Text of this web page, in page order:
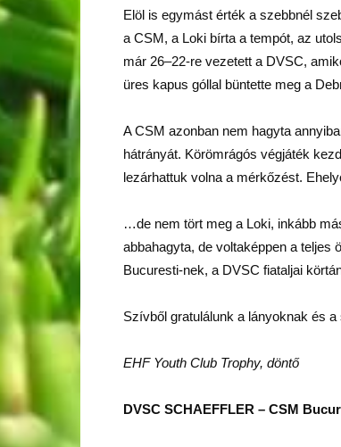
Elöl is egymást érték a szebbnél
a CSM, a Loki bírta a tempót, az
már 26–22-re vezetett a DVSC,
üres kapus góllal büntette meg a
A CSM azonban nem hagyta
hátrányát. Körömrágós végjáték
lezárhattuk volna a mérkőzést.
…de nem tört meg a Loki, inkább
abbahagyta, de voltaképpen a teljes
Bucuresti-nek, a DVSC fiataljai
Szívből gratulálunk a lányoknak és
EHF Youth Club Trophy, döntő
DVSC SCHAEFFLER – CSM